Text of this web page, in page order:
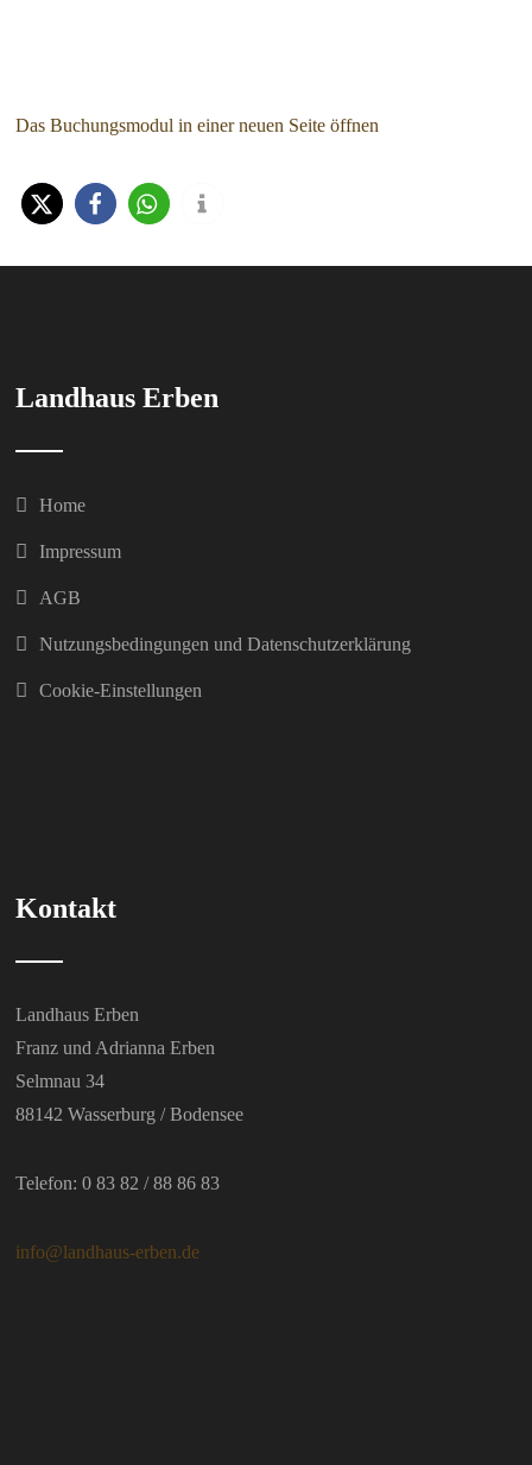
Das Buchungsmodul in einer neuen Seite öffnen
Landhaus Erben
Home
Impressum
AGB
Nutzungsbedingungen und Datenschutzerklärung
Cookie-Einstellungen
Kontakt
Landhaus Erben
Franz und Adrianna Erben
Selmnau 34
88142 Wasserburg / Bodensee
Telefon: 0 83 82 / 88 86 83
info@landhaus-erben.de